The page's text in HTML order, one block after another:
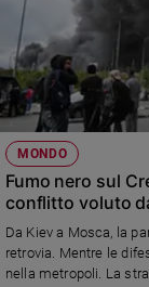
giorno
Santo
del
giorno
Società
e
valori
e
Creato
MONDO
Fumo nero sul
conflitto voluto
Da Kiev a Mosca, la
retrovia. Mentre le
nella metropoli. La